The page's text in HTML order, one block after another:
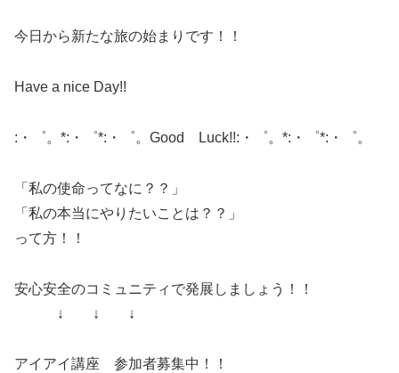
今日から新たな旅の始まりです！！
Have a nice Day!!
:・゜。*:・゜*:・゜。Good Luck!!:・゜。*:・゜*:・゜。
「私の使命ってなに？？」
「私の本当にやりたいことは？？」
って方！！
安心安全のコミュニティで発展しましょう！！
↓ ↓ ↓
アイアイ講座 参加者募集中！！